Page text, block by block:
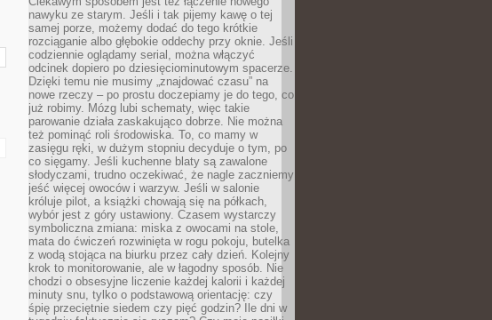
nawyku ze starym. Jeśli i tak pijemy kawę o tej
samej porze, możemy dodać do tego krótkie
rozciąganie albo głębokie oddechy przy oknie. Jeśli
codziennie oglądamy serial, można włączyć
odcinek dopiero po dziesięciominutowym spacerze.
Dzięki temu nie musimy „znajdować czasu” na
nowe rzeczy – po prostu doczepiamy je do tego, co
już robimy. Mózg lubi schematy, więc takie
parowanie działa zaskakująco dobrze. Nie można
też pominąć roli środowiska. To, co mamy w
zasięgu ręki, w dużym stopniu decyduje o tym, po
co sięgamy. Jeśli kuchenne blaty są zawalone
słodyczami, trudno oczekiwać, że nagle zaczniemy
jeść więcej owoców i warzyw. Jeśli w salonie
króluje pilot, a książki chowają się na półkach,
wybór jest z góry ustawiony. Czasem wystarczy
symboliczna zmiana: miska z owocami na stole,
mata do ćwiczeń rozwinięta w rogu pokoju, butelka
z wodą stojąca na biurku przez cały dzień. Kolejny
krok to monitorowanie, ale w łagodny sposób. Nie
chodzi o obsesyjne liczenie każdej kalorii i każdej
minuty snu, tylko o podstawową orientację: czy
śpię przeciętnie siedem czy pięć godzin? Ile dni w